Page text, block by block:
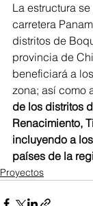
La estructura
carretera
distritos de
provincia de
beneficiará a
zona; así como
de los distritos
Renacimiento,
incluyendo a
países de la
Proyectos